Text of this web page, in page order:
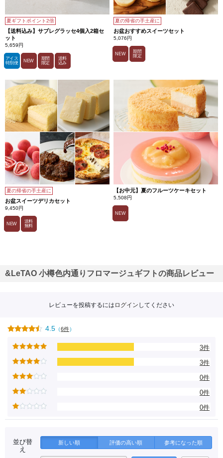
夏ギフトポイント2倍
【送料込み】サブレグラッセ4個入2箱セ
ット
5,659円
アイス
特別便
NEW
期間
限定
送料
込み
夏の帰省の手土産に
お盆おすすめスイーツセット
5,076円
NEW
期間
限定
夏の帰省の手土産に
お盆スイーツデリカセット
9,450円
NEW
送料
無料
【お中元】夏のフルーツケーキセット
5,508円
NEW
&LeTAO 小樽色内通りフロマージュギフトの商品レビュー
レビューを投稿するには ログイン してください
4.5 （6件）
3件
3件
0件
0件
0件
並び替
え
新しい順 評価の高い順 参考になった順